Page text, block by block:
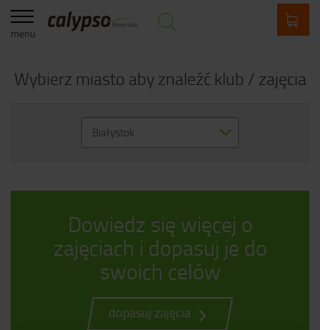
menu
Wybierz miasto aby znaleźć klub / zajęcia
Białystok
Dowiedz się więcej o
zajęciach i dopasuj je do
swoich celów
dopasuj zajęcia